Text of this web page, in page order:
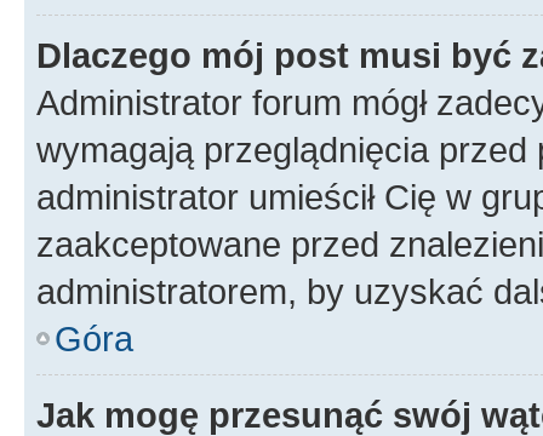
Dlaczego mój post musi być
Administrator forum mógł
wymagają przeglądnięcia
administrator umieścił Cię w
zaakceptowane przed
administratorem, by uzyskać
Góra
Jak mogę przesunąć swój